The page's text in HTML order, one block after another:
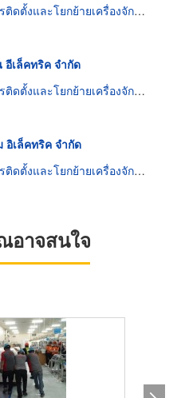
ดตั้งและโยกย้ายเครื่องจักรกล
เล็คทริค จำกัด
ดตั้งและโยกย้ายเครื่องจักรกล
อิเล็คทริค จำกัด
ดตั้งและโยกย้ายเครื่องจักรกล
าจสนใจ